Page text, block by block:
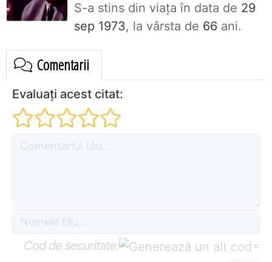
S-a stins din viaţa în data de 29
sep 1973, la vârsta de 66 ani.
Comentarii
Evaluați acest citat:
Cod de securitate: =